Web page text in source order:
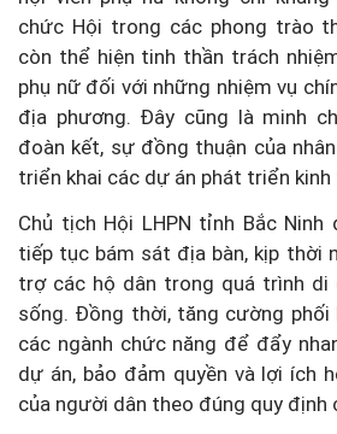
chức Hội trong các phong trào
còn thể hiện tinh thần trách
phụ nữ đối với những nhiệm vụ
địa phương. Đây cũng là minh
đoàn kết, sự đồng thuận của
triển khai các dự án phát triển kinh
Chủ tịch Hội LHPN tỉnh Bắc Ninh
tiếp tục bám sát địa bàn, kịp thời
trợ các hộ dân trong quá trình di
sống. Đồng thời, tăng cường phối
các ngành chức năng để đẩy
dự án, bảo đảm quyền và lợi ích
của người dân theo đúng quy định